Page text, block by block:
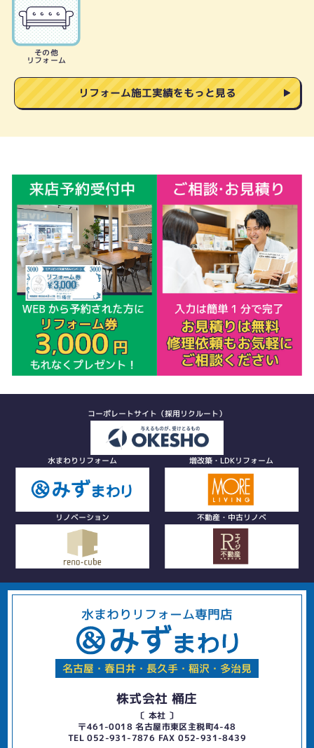
その他
リフォーム
リフォーム施工実績をもっと見る
コーポレートサイト（採用リクルート）
水まわりリフォーム 増改築・LDKリフォーム
リノベーション 不動産・中古リノベ
水まわりリフォーム専門店
名古屋・春日井・長久手・稲沢・多治見
株式会社 桶庄
〔 本社 〕
〒461-0018 名古屋市東区主税町4-48
TEL 052-931-7876 FAX 052-931-8439